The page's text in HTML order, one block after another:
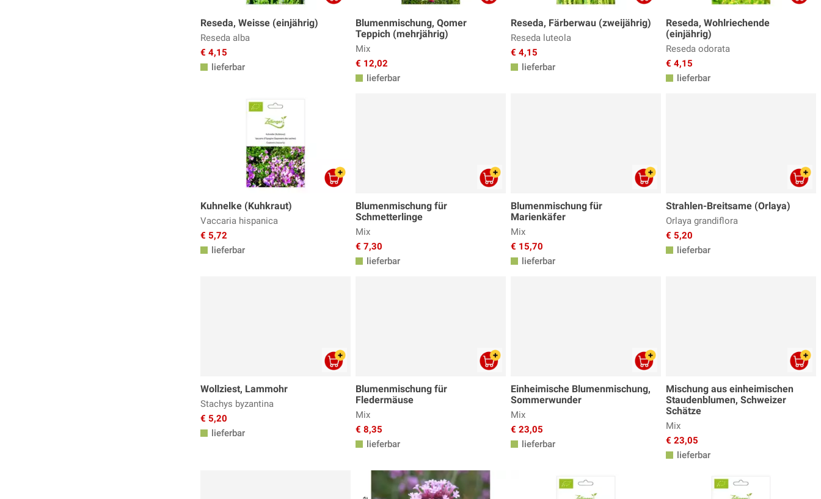
Reseda, Weisse (einjährig)
Reseda alba
€ 4,15
lieferbar
Blumenmischung, Qomer
Teppich (mehrjährig)
Mix
€ 12,02
lieferbar
Reseda, Färberwau (zweijährig)
Reseda luteola
€ 4,15
lieferbar
Reseda, Wohlriechende
(einjährig)
Reseda odorata
€ 4,15
lieferbar
Kuhnelke (Kuhkraut)
Vaccaria hispanica
€ 5,72
lieferbar
Blumenmischung für
Schmetterlinge
Mix
€ 7,30
lieferbar
Blumenmischung für
Marienkäfer
Mix
€ 15,70
lieferbar
Strahlen-Breitsame (Orlaya)
Orlaya grandiflora
€ 5,20
lieferbar
Wollziest, Lammohr
Stachys byzantina
€ 5,20
lieferbar
Blumenmischung für
Fledermäuse
Mix
€ 8,35
lieferbar
Einheimische Blumenmischung,
Sommerwunder
Mix
€ 23,05
lieferbar
Mischung aus einheimischen
Staudenblumen, Schweizer
Schätze
Mix
€ 23,05
lieferbar